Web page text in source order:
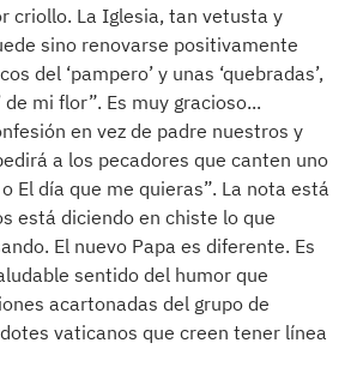
criollo. La Iglesia, tan vetusta y
sino renovarse positivamente
del ‘pampero’ y unas ‘quebradas’,
de mi flor”. Es muy gracioso...
en vez de padre nuestros y
a los pecadores que canten uno
El día que me quieras”. La nota está
está diciendo en chiste lo que
El nuevo Papa es diferente. Es
sentido del humor que
acartonadas del grupo de
vaticanos que creen tener línea